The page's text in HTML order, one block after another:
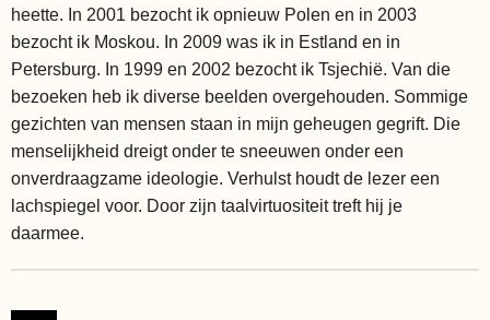
heette. In 2001 bezocht ik opnieuw Polen en in 2003
bezocht ik Moskou. In 2009 was ik in Estland en in
Petersburg. In 1999 en 2002 bezocht ik Tsjechië. Van die
bezoeken heb ik diverse beelden overgehouden. Sommige
gezichten van mensen staan in mijn geheugen gegrift. Die
menselijkheid dreigt onder te sneeuwen onder een
onverdraagzame ideologie. Verhulst houdt de lezer een
lachspiegel voor. Door zijn taalvirtuositeit treft hij je
daarmee.